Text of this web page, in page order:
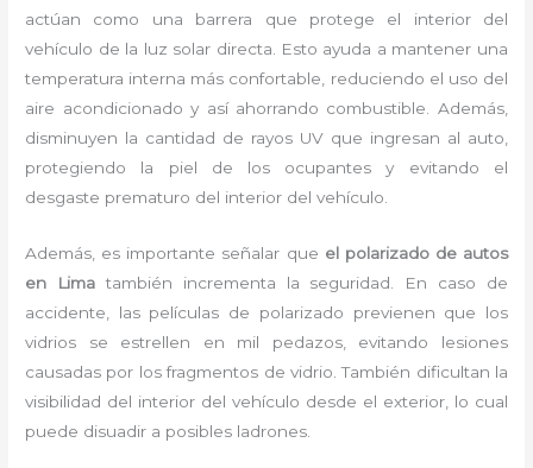
actúan como una barrera que protege el interior del
vehículo de la luz solar directa. Esto ayuda a mantener una
temperatura interna más confortable, reduciendo el uso del
aire acondicionado y así ahorrando combustible. Además,
disminuyen la cantidad de rayos UV que ingresan al auto,
protegiendo la piel de los ocupantes y evitando el
desgaste prematuro del interior del vehículo.
Además, es importante señalar que el polarizado de autos
en Limatambién incrementa la seguridad. En caso de
accidente, las películas de polarizado previenen que los
vidrios se estrellen en mil pedazos, evitando lesiones
causadas por los fragmentos de vidrio. También dificultan la
visibilidad del interior del vehículo desde el exterior, lo cual
puede disuadir a posibles ladrones.